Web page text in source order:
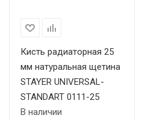
Кисть радиаторная 25
мм натуральная щетина
STAYER UNIVERSAL-
STANDART 0111-25
В наличии